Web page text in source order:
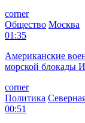
corner
Общество Москва
01:35
Американские
морской блокады
corner
Политика
00:51